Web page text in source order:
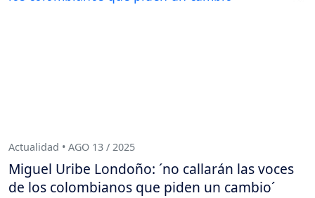
Actualidad • AGO 13 / 2025
Miguel Uribe Londoño: ´no callarán las voces
de los colombianos que piden un cambio´